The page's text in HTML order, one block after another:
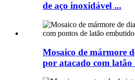
de aço inoxidável ...
Mosaico de mármore
por atacado com latão